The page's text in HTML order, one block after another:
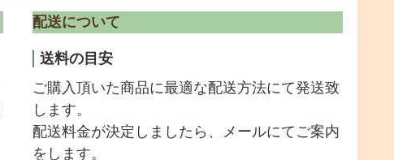
配送について
送料の目安
ご購入頂いた商品に最適な配送方法にて発送致
します。
配送料金が決定しましたら、メールにてご案内
をします。